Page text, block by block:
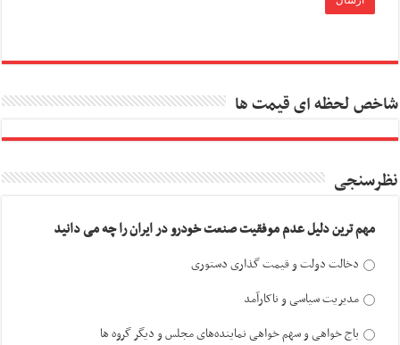
شاخص لحظه ای قیمت ها
نظرسنجی
مهم ترین دلیل عدم موفقیت صنعت خودرو در ایران را چه می دانید
دخالت دولت و قیمت گذاری دستوری
مدیریت سیاسی و ناکارآمد
باج خواهی و سهم خواهی نماینده‌های مجلس و دیگر گروه ها